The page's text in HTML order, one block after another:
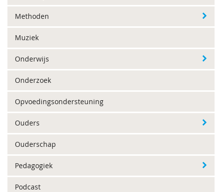
Methoden
Muziek
Onderwijs
Onderzoek
Opvoedingsondersteuning
Ouders
Ouderschap
Pedagogiek
Podcast